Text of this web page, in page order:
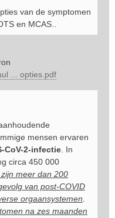
van de symptomen
en MCAS..
... opties.pdf
mensen ervaren
CoV-2-infectie . In
circa 450 000
meer dan 200
van post-COVID
orgaansystemen
na zes maanden